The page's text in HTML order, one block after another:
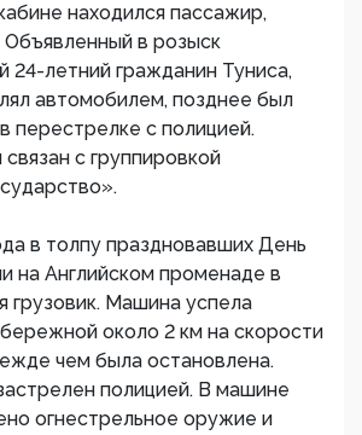
находился пассажир,
Объявленный в розыск
24-летний гражданин Туниса,
автомобилем, позднее был
перестрелке с полицией.
с группировкой
в толпу праздновавших День
на Английском променаде в
грузовик. Машина успела
около 2 км на скорости
чем была остановлена.
полицией. В машине
огнестрельное оружие и